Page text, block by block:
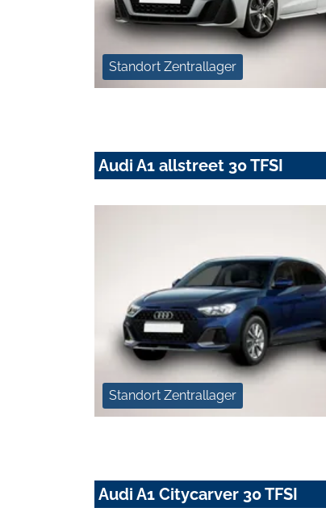
Standort Zentrallager
Audi A1 allstreet 30 TFSI
Standort Zentrallager
Audi A1 Citycarver 30 TFSI